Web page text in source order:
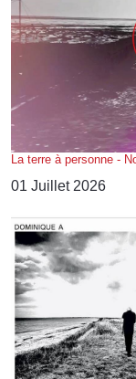
La terre à personne -
01 Juillet 2026